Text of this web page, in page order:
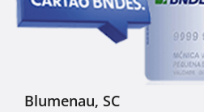
Blumenau, SC